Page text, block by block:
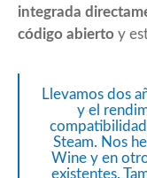
integrada
código abierto y
Llevamos dos
y el
Steam. Nos
Wine y en
existentes.